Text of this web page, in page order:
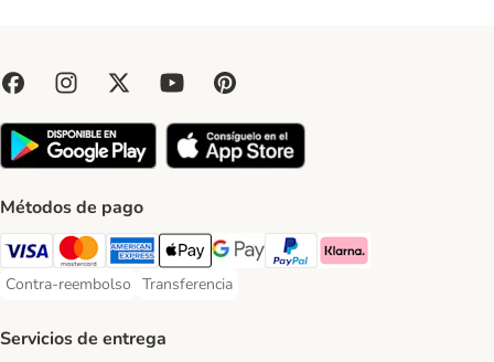
Métodos de pago
Visa Payment Method
Mastercard Payment Method
American Express Payment Method
Apple Pay Payment Method
Google Pay Payment Method
PayPal Payment Method
Klarna Payment Method
Contra-reembolso
Contra-reembolso Payment Method
Transferencia
Transferencia Payment Method
Servicios de entrega